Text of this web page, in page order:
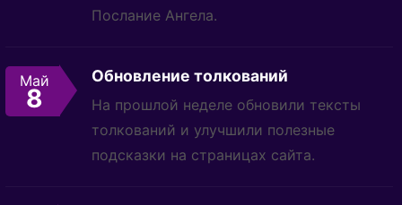
Послание Ангела.
Май
8
Обновление толкований
На прошлой неделе обновили тексты
толкований и улучшили полезные
подсказки на страницах сайта.